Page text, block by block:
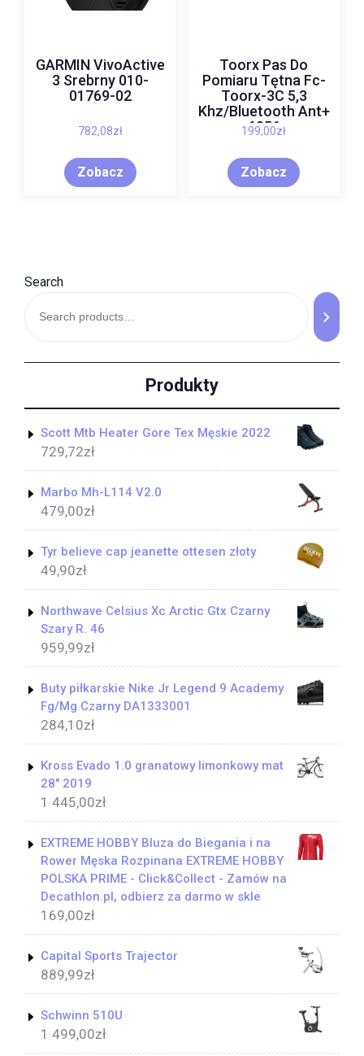
GARMIN VivoActive
3 Srebrny 010-
01769-02
782,08zł
Zobacz
Toorx Pas Do
Pomiaru Tętna Fc-
Toorx-3C 5,3
Khz/Bluetooth Ant+
6056
199,00zł
Zobacz
Search
Produkty
Scott Mtb Heater Gore Tex Męskie 2022
729,72zł
Marbo Mh-L114 V2.0
479,00zł
Tyr believe cap jeanette ottesen złoty
49,90zł
Northwave Celsius Xc Arctic Gtx Czarny
Szary R. 46
959,99zł
Buty piłkarskie Nike Jr Legend 9 Academy
Fg/Mg Czarny DA1333001
284,10zł
Kross Evado 1.0 granatowy limonkowy mat
28" 2019
1 445,00zł
EXTREME HOBBY Bluza do Biegania i na
Rower Męska Rozpinana EXTREME HOBBY
POLSKA PRIME - Click&Collect - Zamów na
Decathlon.pl, odbierz za darmo w skle
169,00zł
Capital Sports Trajector
889,99zł
Schwinn 510U
1 499,00zł